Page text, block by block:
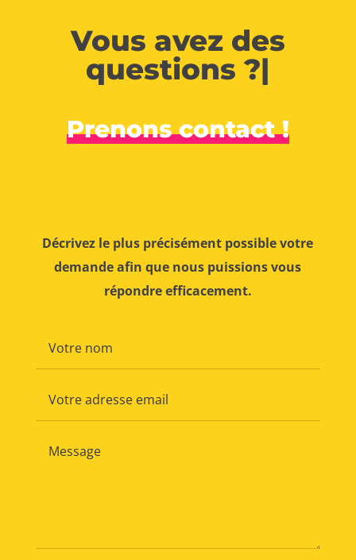
Vous avez des
questions ?|
Prenons contact !
Décrivez le plus précisément possible votre
demande afin que nous puissions vous
répondre efficacement.